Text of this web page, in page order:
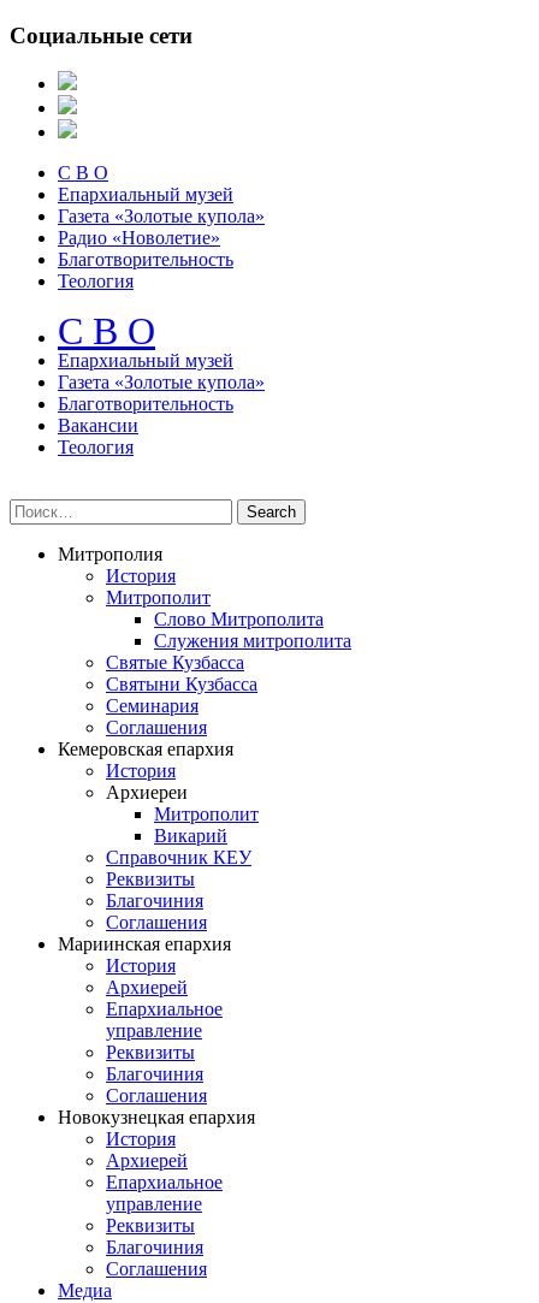
Социальные сети
С В О
Епархиальный музей
Газета «Золотые купола»
Радио «Новолетие»
Благотворительность
Теология
С В О
Епархиальный музeй
Газета «Золотые купола»
Благотворительность
Вакансии
Теология
Митрополия
История
Митрополит
Слово Митрополита
Служения митрополита
Святые Кузбасса
Святыни Кузбасса
Семинария
Соглашения
Кемеровская епархия
История
Архиереи
Митрополит
Викарий
Справочник КЕУ
Реквизиты
Благочиния
Соглашения
Мариинская епархия
История
Архиерей
Епархиальное
управление
Реквизиты
Благочиния
Соглашения
Новокузнецкая епархия
История
Архиерей
Епархиальное
управление
Реквизиты
Благочиния
Соглашения
Медиа